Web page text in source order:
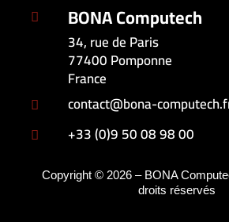
 BONA Computech
34, rue de Paris
77400 Pomponne
France
 contact@bona-
 +33 (0)9 50 08 98 00
Copyright © 2026 – BONA
droits réservés